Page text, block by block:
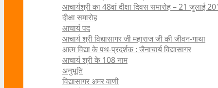
आचार्यश्री का 48वां दीक्षा दिवस समारोह – 21 जुलाई
दीक्षा समारोह
आचार्य पद
आचार्य श्री विद्यासागर जी महाराज जी की जीवन-गाथा
आत्म विद्या के पथ-प्रदर्शक : जैनाचार्य विद्यासागर
आचार्य श्री के 108 नाम
अनुभूति
विद्यासागर अमर वाणी